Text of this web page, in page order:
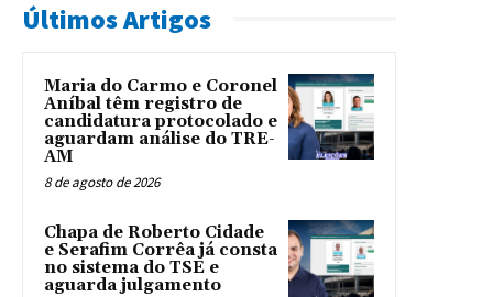
Últimos Artigos
Maria do Carmo e Coronel
Aníbal têm registro de
candidatura protocolado e
aguardam análise do TRE-
AM
8 de agosto de 2026
Chapa de Roberto Cidade
e Serafim Corrêa já consta
no sistema do TSE e
aguarda julgamento